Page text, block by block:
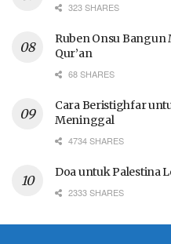
323 SHARES
Ruben Onsu Bangun
Qur’an
68 SHARES
Cara Beristighfar
Meninggal
4734 SHARES
Doa untuk Palestina
2333 SHARES